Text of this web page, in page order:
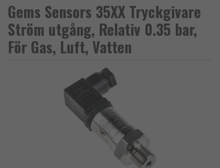
Gems Sensors 35XX Tryckgivare
Ström utgång, Relativ 0.35 bar,
För Gas, Luft, Vatten